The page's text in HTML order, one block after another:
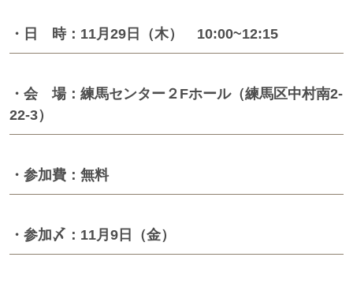
・日 時：11月29日（木） 10:00~12:15
・会 場：練馬センター２Fホール（練馬区中村南2-
22-3）
・参加費：無料
・参加〆：11月9日（金）